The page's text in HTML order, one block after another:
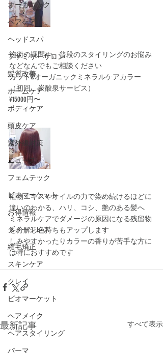
オーガニック
ヘアケア
ヘッドスパ
ファミリーサロン
髪質改善
ホームケア
ボディケア
頭皮ケア
紫外線対策
ニュース
フェムテック
ビオマーケット
お得情報
ダメージレス
縮毛矯正
スキンケア
クレイ
ビオマーケット
ヘアメイク
ヘアスタイリング
パーマ
施術の疑問や、普段のスタイリングのお悩み
などなんでもご相談ください
カット&オーガニックミネラルケアカラー
（初回　炭酸泉サービス）
¥15000円〜
植物エキスやオイルの力で染め続けるほどに
違いのわかる、ハリ、コシ、艶のある髪へ
ミネラルケアでダメージの原因になる残留物
を分解し色持ちもアップします
しみやすかったりカラーの香りが苦手な方に
は特におすすめです
最新記事 すべて表示